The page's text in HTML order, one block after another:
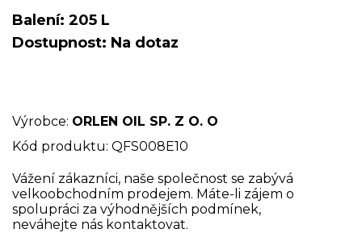
Balení: 205 L
Dostupnost: Na dotaz
Výrobce: ORLEN OIL SP. Z O. O
Kód produktu: QFS008E10
Vážení zákazníci, naše společnost se zabývá
velkoobchodním prodejem. Máte-li zájem o
spolupráci za výhodnějších podmínek,
neváhejte nás kontaktovat.